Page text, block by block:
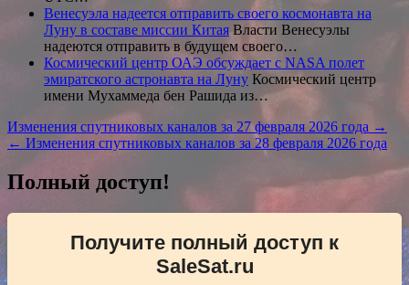
Венесуэла надеется отправить своего космонавта на
Луну в составе миссии КитаяВласти Венесуэлы
надеются отправить в будущем своего…
Космический центр ОАЭ обсуждает с NASA полет
эмиратского астронавта на Луну Космический центр
имени Мухаммеда бен Рашида из…
Навигация
по
записям
Изменения спутниковых каналов за 27 февраля 2026 года →
← Изменения спутниковых каналов за 28 февраля 2026 года
Полный доступ!
Получите полный доступ к
SaleSat.ru